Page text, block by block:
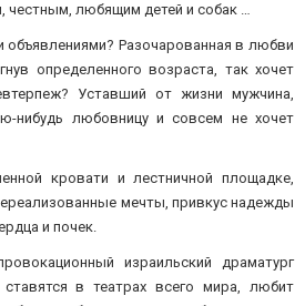
честным, любящим детей и собак …
объявлениями? Разочарованная в любви
определенного возраста, так хочет
Уставший от жизни мужчина,
нибудь любовницу и совсем не хочет
кровати и лестничной площадке,
мечты, привкус надежды
и почек.
израильский драматург
в театрах всего мира, любит